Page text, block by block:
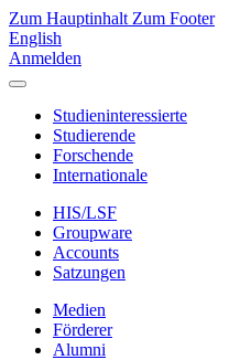
Zum Hauptinhalt Zum Footer
English
Anmelden
Studieninteressierte
Studierende
Forschende
Internationale
HIS/LSF
Groupware
Accounts
Satzungen
Medien
Förderer
Alumni